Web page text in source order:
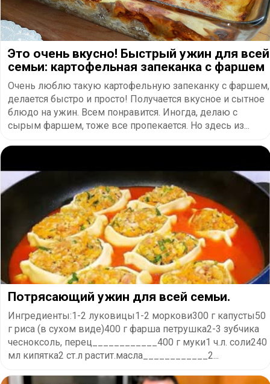
Это очень вкусно! Быстрый ужин для всей
семьи: картофельная запеканка с фаршем
Очень люблю такую картофельную запеканку с фаршем,
делается быстро и просто! Получается вкусное и сытное
блюдо на ужин. Всем понравится. Иногда, делаю с
сырым фаршем, тоже все пропекается. Но здесь из...
Потрясающий ужин для всей семьи.
Ингредиенты:1-2 луковицы1-2 моркови300 г капусты50
г риса (в сухом виде)400 г фарша петрушка2-3 зубчика
чесноксоль, перец____________400 г муки1 ч.л. соли240
мл кипятка2 ст.л растит.масла____________2...